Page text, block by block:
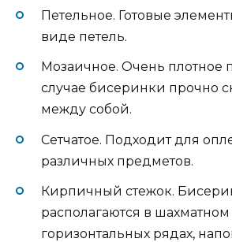
Петельное. Готовые
виде петель.
Мозаичное. Очень плотное
случае бисеринки прочно
между собой.
Сетчатое. Подходит для
различных предметов.
Кирпичный стежок.
располагаются в
горизонтальных рядах,